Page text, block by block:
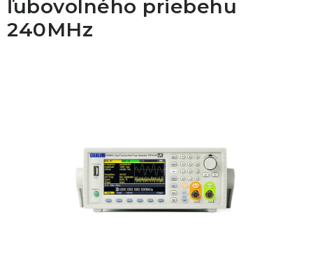
KALIBRÁCIA
ľubovolného priebehu
240MHz